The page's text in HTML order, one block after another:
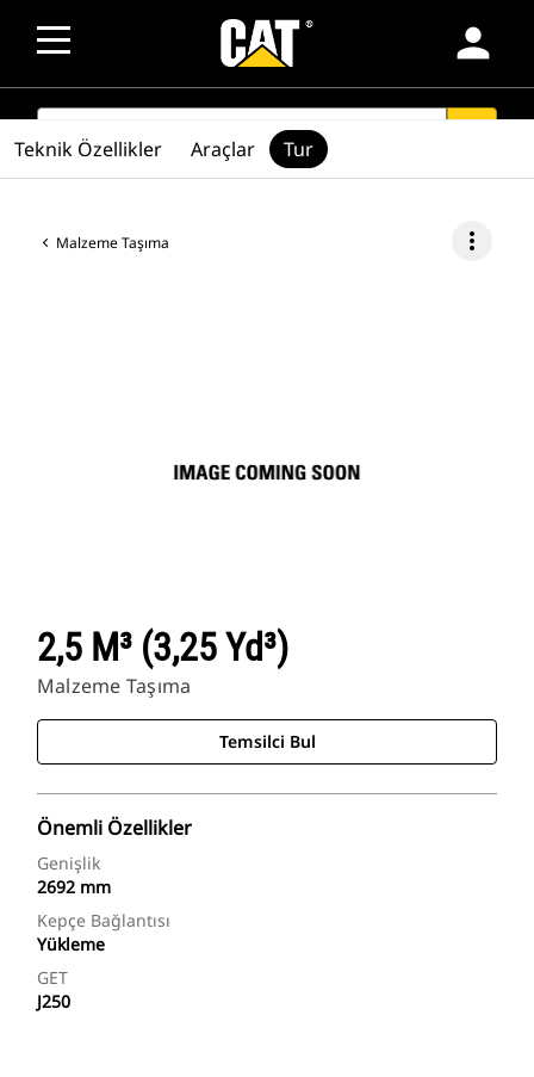
person
SEARCH
Malzeme Taşıma more_vert
2,5 M³ (3,25 Yd³)
Malzeme Taşıma
Temsilci Bul
Önemli Özellikler
Genişlik
2692 mm
Kepçe Bağlantısı
Yükleme
GET
J250
Teknik Özellikler Araçlar Tur